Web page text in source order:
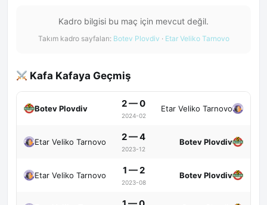
Kadro bilgisi bu maç için mevcut değil.
Takım kadro sayfaları: Botev Plovdiv · Etar Veliko Tarnovo
Kafa Kafaya Geçmiş
Botev Plovdiv 2 — 0
2024-02
Etar Veliko Tarnovo
Etar Veliko Tarnovo 2 — 4
2023-12
Botev Plovdiv
Etar Veliko Tarnovo 1 — 2
2023-08
Botev Plovdiv